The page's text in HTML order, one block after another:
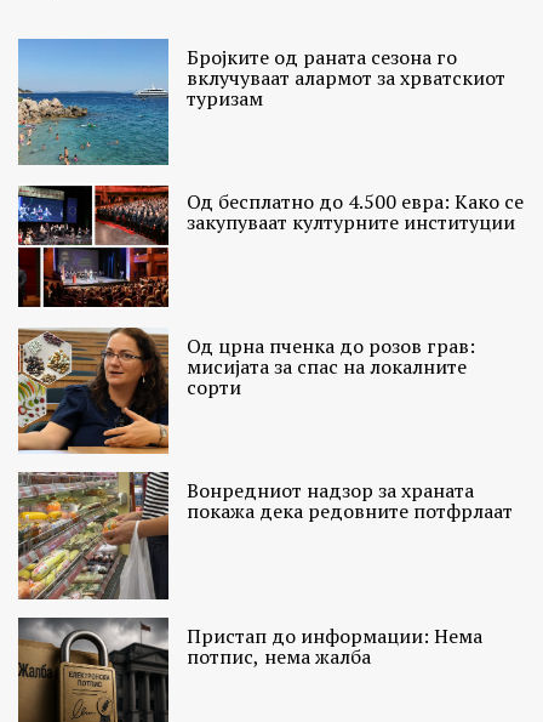
Бројките од раната сезона го
вклучуваат алармот за хрватскиот
туризам
Од бесплатно до 4.500 евра: Како се
закупуваат културните институции
Од црна пченка до розов грав:
мисијата за спас на локалните
сорти
Вонредниот надзор за храната
покажа дека редовните потфрлаат
Пристап до информации: Нема
потпис, нема жалба